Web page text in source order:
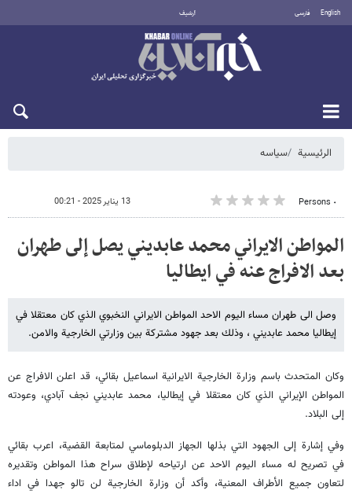
English فارسی أرشيف
الرئيسية سیاسه
٠ Persons 13 يناير 2025 - 00:21
المواطن الايراني محمد عابديني يصل إلى طهران
بعد الافراج عنه في ايطاليا
وصل الى طهران مساء اليوم الاحد المواطن الايراني النخبوي الذي كان معتقلا في
إيطاليا محمد عابديني ، وذلك بعد جهود مشتركة بين وزارتي الخارجية والامن.
وكان المتحدث باسم وزارة الخارجية الايرانية اسماعيل بقائي، قد اعلن الافراج عن
المواطن الإيراني الذي كان معتقلا في إيطاليا، محمد عابديني نجف آبادي، وعودته
إلى البلاد.
وفي إشارة إلى الجهود التي بذلها الجهاز الدبلوماسي لمتابعة القضية، اعرب بقائي
في تصريح له مساء اليوم الاحد عن ارتياحه لإطلاق سراح هذا المواطن وتقديره
لتعاون جميع الأطراف المعنية، وأكد أن وزارة الخارجية لن تالو جهدا في اداء